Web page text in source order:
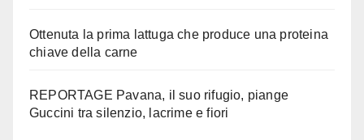
Ottenuta la prima lattuga che produce una proteina
chiave della carne
REPORTAGE Pavana, il suo rifugio, piange
Guccini tra silenzio, lacrime e fiori